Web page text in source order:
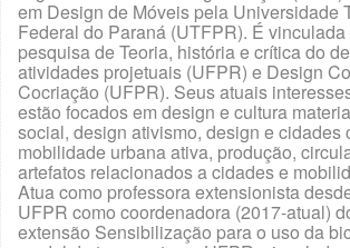
em Design de Móveis pela Universidade
Federal do Paraná (UTFPR). É
pesquisa de Teoria, história e crítica do
atividades projetuais (UFPR) e Design
Cocriação (UFPR). Seus atuais
estão focados em design e cultura
social, design ativismo, design e cidades
mobilidade urbana ativa, produção,
artefatos relacionados a cidades e
Atua como professora extensionista
UFPR como coordenadora (2017-atual)
extensão Sensibilização para o uso da